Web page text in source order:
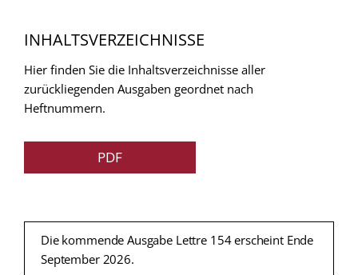
INHALTSVERZEICHNISSE
Hier finden Sie die Inhaltsverzeichnisse aller
zurückliegenden Ausgaben geordnet nach
Heftnummern.
PDF
Die kommende Ausgabe Lettre 154 erscheint Ende
September 2026.